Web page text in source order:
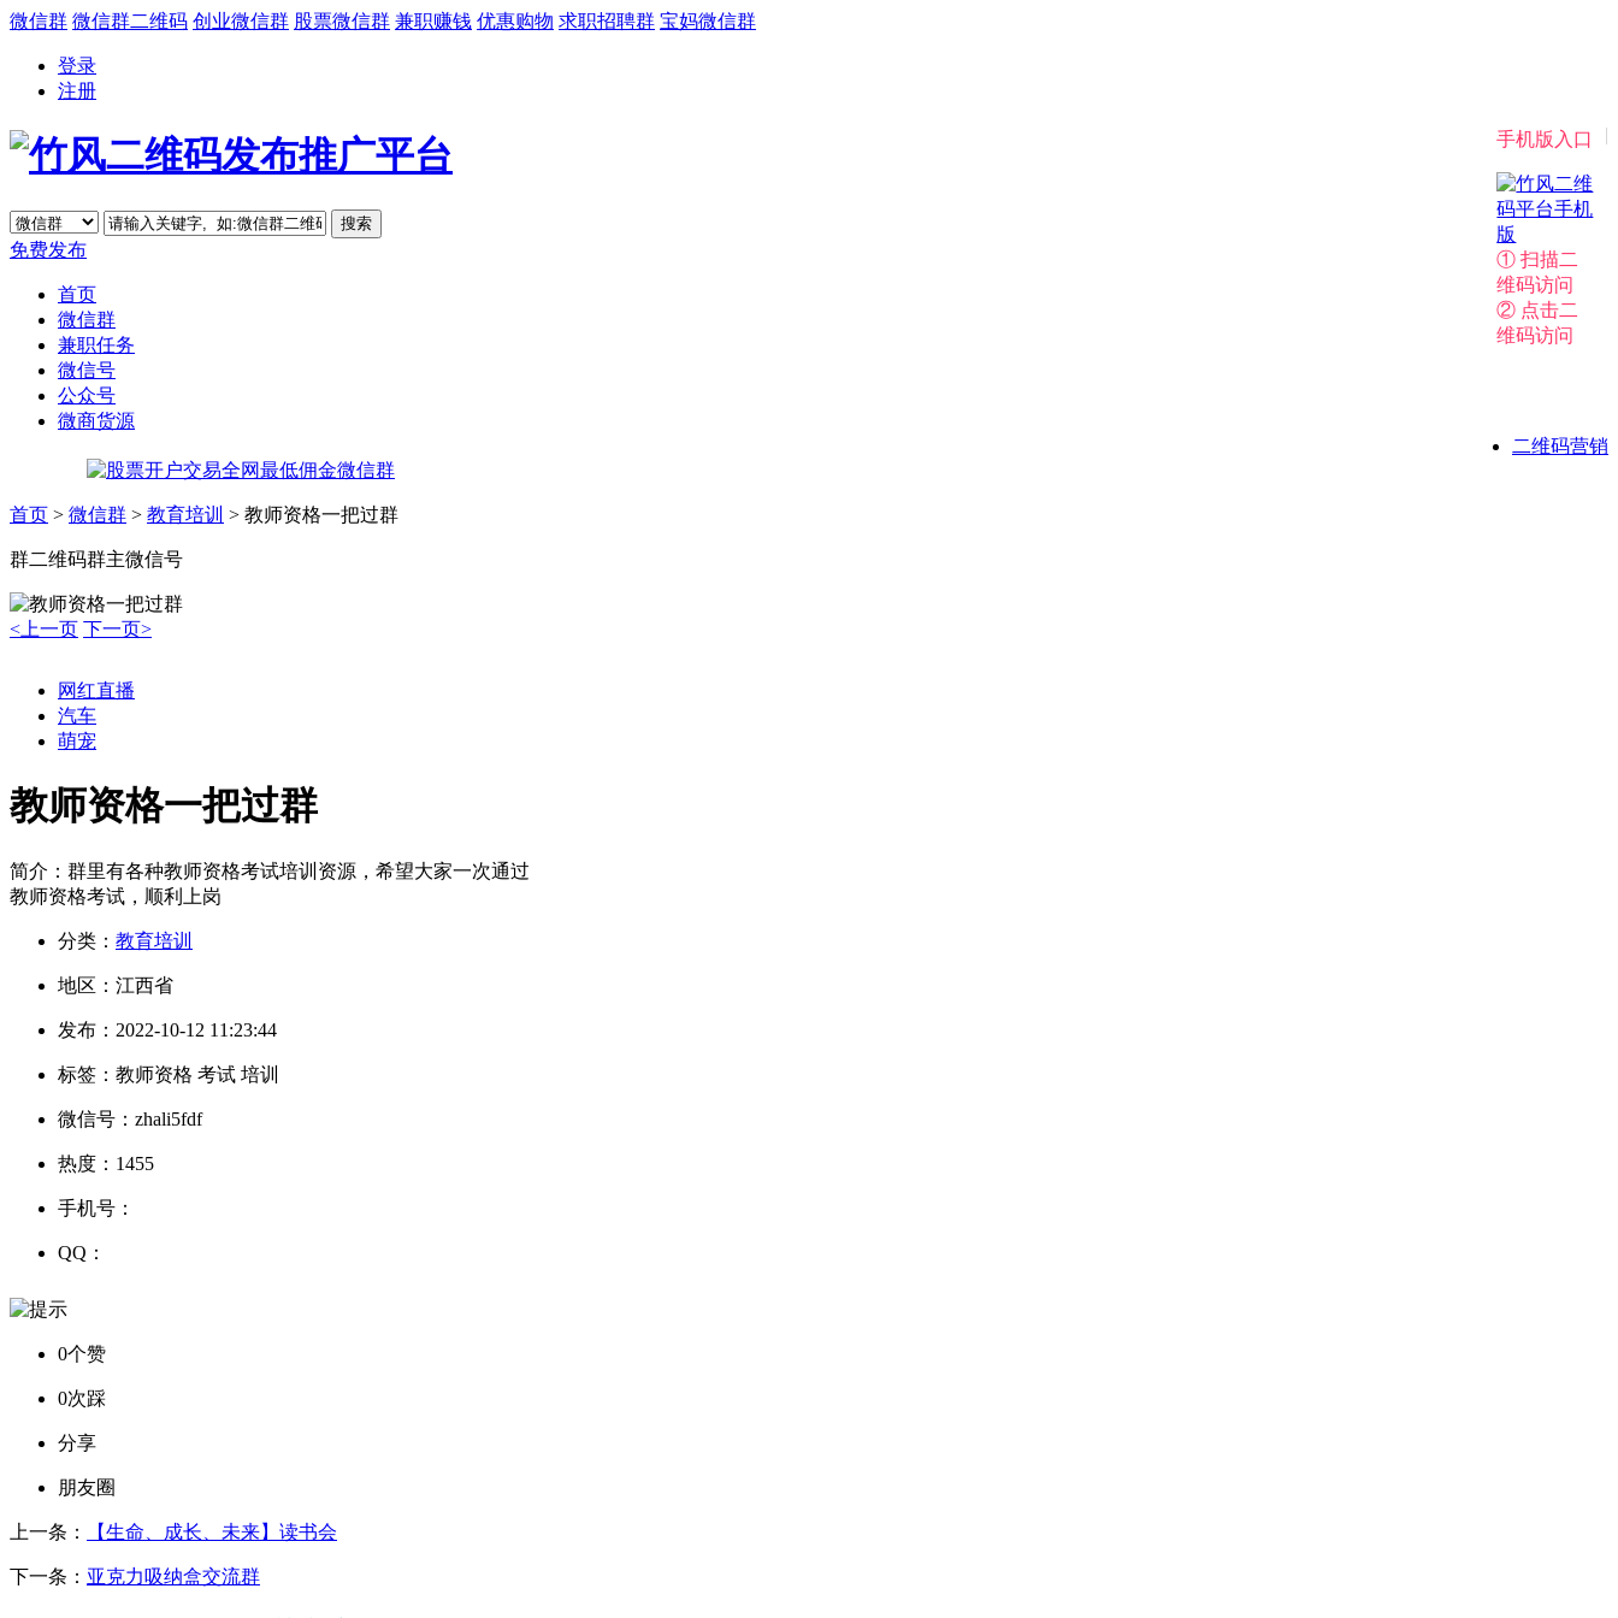
微信群 微信群二维码 创业微信群 股票微信群 兼职赚钱 优惠购物 求职招聘群 宝妈微信群
登录
注册
|
手机版入口
① 扫描二
维码访问
② 点击二
维码访问
免费发布
首页
微信群
兼职任务
微信号
公众号
微商货源
二维码营销
首页 > 微信群 > 教育培训 > 教师资格一把过群
群二维码群主微信号
<上一页 下一页>
网红直播
汽车
萌宠
教师资格一把过群
简介： 群里有各种教师资格考试培训资源，希望大家一次通过
教师资格考试，顺利上岗
分类： 教育培训
地区： 江西省
发布： 2022-10-12 11:23:44
标签： 教师资格 考试 培训
微信号： zhali5fdf
热度： 1455
手机号：
QQ：
0个赞
0次踩
分享
朋友圈
上一条： 【生命、成长、未来】读书会
下一条： 亚克力吸纳盒交流群